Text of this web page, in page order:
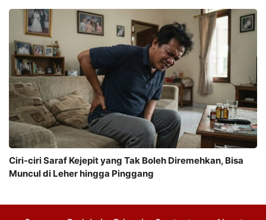
Ciri-ciri Saraf Kejepit yang Tak Boleh Diremehkan, Bisa
Muncul di Leher hingga Pinggang